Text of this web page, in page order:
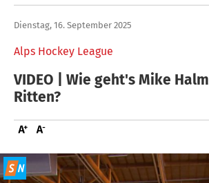
Alps Hockey League
Dienstag, 16. September 2025
VIDEO | Wie geht's Mike
Ritten?